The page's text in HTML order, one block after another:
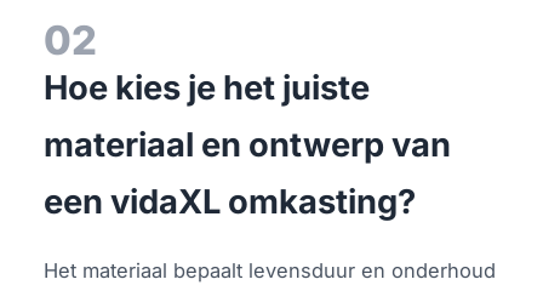
02
Hoe kies je het juiste
materiaal en ontwerp van
een vidaXL omkasting?
Het materiaal bepaalt levensduur en onderhoud